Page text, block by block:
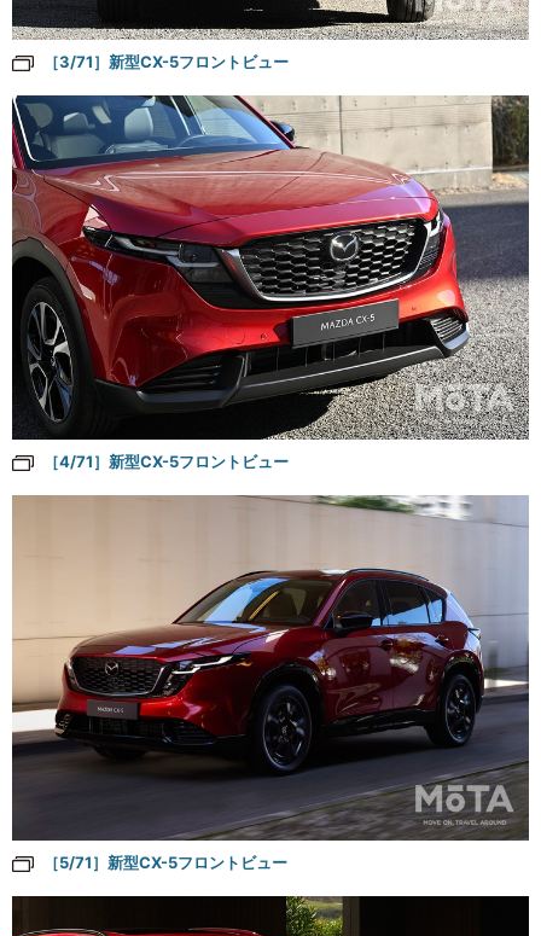
［3/71］新型CX-5フロントビュー
［4/71］新型CX-5フロントビュー
［5/71］新型CX-5フロントビュー